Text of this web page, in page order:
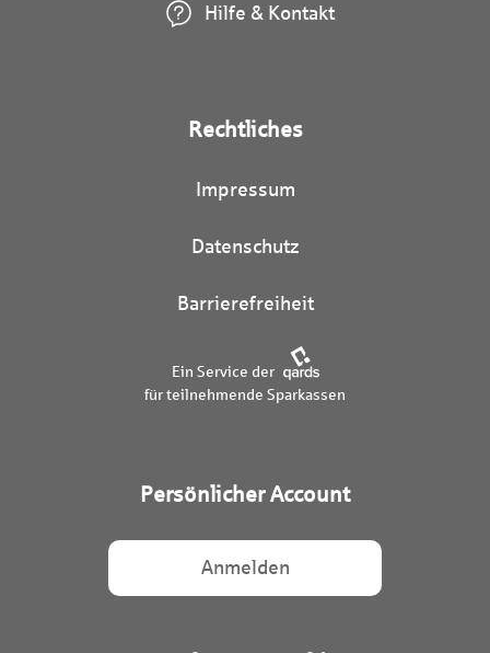
Hilfe & Kontakt
Rechtliches
Impressum
Datenschutz
Barrierefreiheit
Ein Service der
für teilnehmende Sparkassen
Persönlicher Account
Anmelden